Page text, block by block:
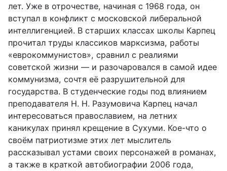
лет. Уже в от­рочестве, начиная с 1968 года, он
вступал в конфликт с московской ли­беральной
интеллигенцией. В старших классах школы Карпец
прочитал труды классиков марксизма, работы
«еврокоммунистов», сравнил с реали­ями
советской жизни — и разочаровался в самой идее
коммунизма, сочтя её разрушительной для
государства. В студенческие годы под влиянием
преподавателя Н. Н. Разумовича Карпец начал
интересоваться правосла­вием, на летних
каникулах принял крещение в Сухуми. Кое-что о
своём патриотизме этих лет мыслитель
рассказывал устами своих персонажей в романах,
а также в краткой автобиографии 2006 года,